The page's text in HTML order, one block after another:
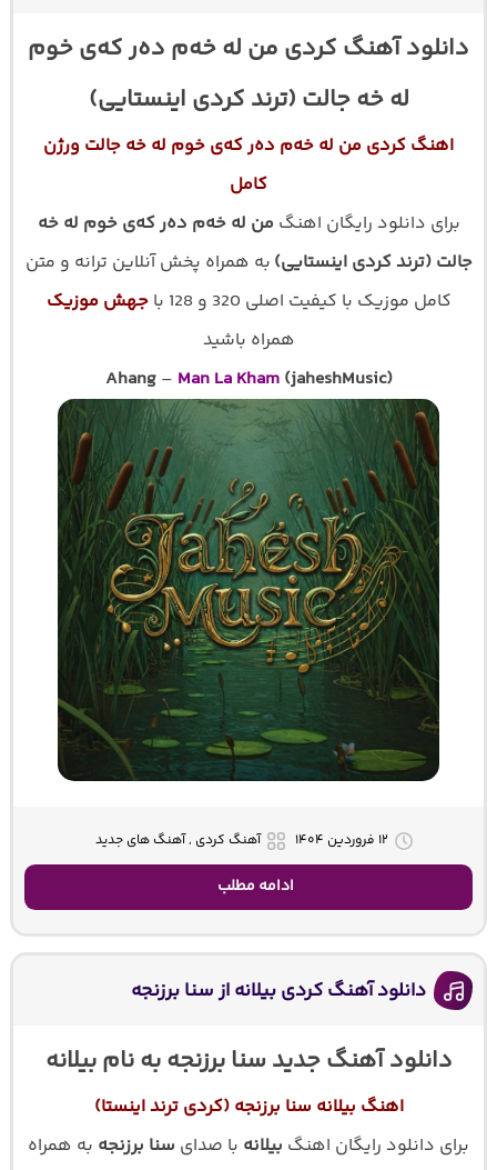
دانلود آهنگ کردی من له خه‌م ده‌ر که‌ی خوم
له خه جالت (ترند کردی اینستایی)
اهنگ کردی من له خه‌م ده‌ر که‌ی خوم له خه جالت ورژن
کامل
برای دانلود رایگان اهنگمن له خه‌م ده‌ر که‌ی خوم له خه
جالت (ترند کردی اینستایی) به همراه پخش آنلاین ترانه و متن
کامل موزیک با کیفیت اصلی 320 و 128 با
جهش موزیک
همراه باشید
Ahang – Man La Kham(jaheshMusic)
۱۲ فروردین ۱۴۰۴ آهنگ کردی , آهنگ های جدید
ادامه مطلب
دانلود آهنگ کردی بیلانه از سنا برزنجه
دانلود آهنگ جدید سنا برزنجه به نام بیلانه
اهنگ بیلانه سنا برزنجه (کردی ترند اینستا)
برای دانلود رایگان اهنگ بیلانه با صدای سنا برزنجه به همراه